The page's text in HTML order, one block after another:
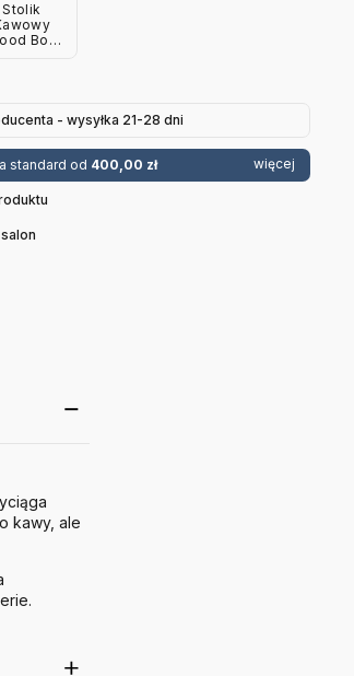
Stolik
Box
- wysyłka 21-28 dni
standard od 400,00 zł więcej
kawy, ale